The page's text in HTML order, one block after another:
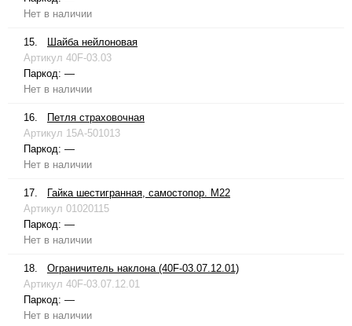
Нет в наличии
15.
Шайба нейлоновая
Артикул 40F-03.03
Паркод: —
Нет в наличии
16.
Петля страховочная
Артикул 15A-501013
Паркод: —
Нет в наличии
17.
Гайка шестигранная, самостопор. М22
Артикул 01020115
Паркод: —
Нет в наличии
18.
Ограничитель наклона (40F-03.07.12.01)
Артикул 40F-03.07.12.01
Паркод: —
Нет в наличии